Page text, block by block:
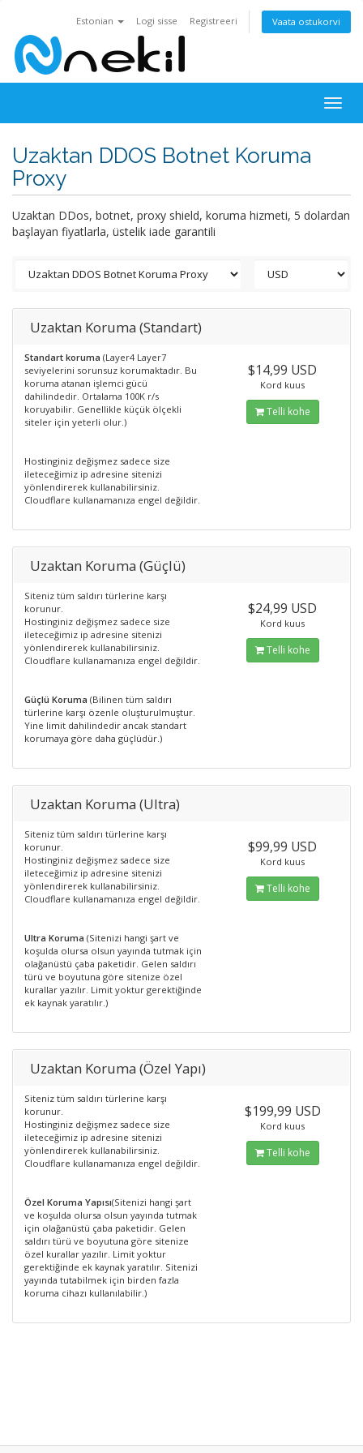
Estonian Logi sisse Registreeri Vaata ostukorvi
Uzaktan DDOS Botnet Koruma
Proxy
Uzaktan DDos, botnet, proxy shield, koruma hizmeti, 5 dolardan
başlayan fiyatlarla, üstelik iade garantili
Uzaktan Koruma (Standart)
Standart koruma (Layer4 Layer7
seviyelerini sorunsuz korumaktadır. Bu
koruma atanan işlemci gücü
dahilindedir. Ortalama 100K r/s
koruyabilir. Genellikle küçük ölçekli
siteler için yeterli olur.)
Hostinginiz değişmez sadece size
ileteceğimiz ip adresine sitenizi
yönlendirerek kullanabilirsiniz.
Cloudflare kullanamanıza engel değildir.
$14,99 USD
Kord kuus
Telli kohe
Uzaktan Koruma (Güçlü)
Siteniz tüm saldırı türlerine karşı
korunur.
Hostinginiz değişmez sadece size
ileteceğimiz ip adresine sitenizi
yönlendirerek kullanabilirsiniz.
Cloudflare kullanamanıza engel değildir.
Güçlü Koruma (Bilinen tüm saldırı
türlerine karşı özenle oluşturulmuştur.
Yine limit dahilindedir ancak standart
korumaya göre daha güçlüdür.)
$24,99 USD
Kord kuus
Telli kohe
Uzaktan Koruma (Ultra)
Siteniz tüm saldırı türlerine karşı
korunur.
Hostinginiz değişmez sadece size
ileteceğimiz ip adresine sitenizi
yönlendirerek kullanabilirsiniz.
Cloudflare kullanamanıza engel değildir.
Ultra Koruma (Sitenizi hangi şart ve
koşulda olursa olsun yayında tutmak için
olağanüstü çaba paketidir. Gelen saldırı
türü ve boyutuna göre sitenize özel
kurallar yazılır. Limit yoktur gerektiğinde
ek kaynak yaratılır.)
$99,99 USD
Kord kuus
Telli kohe
Uzaktan Koruma (Özel Yapı)
Siteniz tüm saldırı türlerine karşı
korunur.
Hostinginiz değişmez sadece size
ileteceğimiz ip adresine sitenizi
yönlendirerek kullanabilirsiniz.
Cloudflare kullanamanıza engel değildir.
Özel Koruma Yapısı(Sitenizi hangi şart
ve koşulda olursa olsun yayında tutmak
için olağanüstü çaba paketidir. Gelen
saldırı türü ve boyutuna göre sitenize
özel kurallar yazılır. Limit yoktur
gerektiğinde ek kaynak yaratılır. Sitenizi
yayında tutabilmek için birden fazla
koruma cihazı kullanılabilir.)
$199,99 USD
Kord kuus
Telli kohe